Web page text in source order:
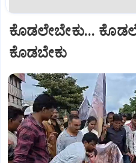
ಕೊಡಲೇಬೇಕು...
ಕೊಡಬೇಕು